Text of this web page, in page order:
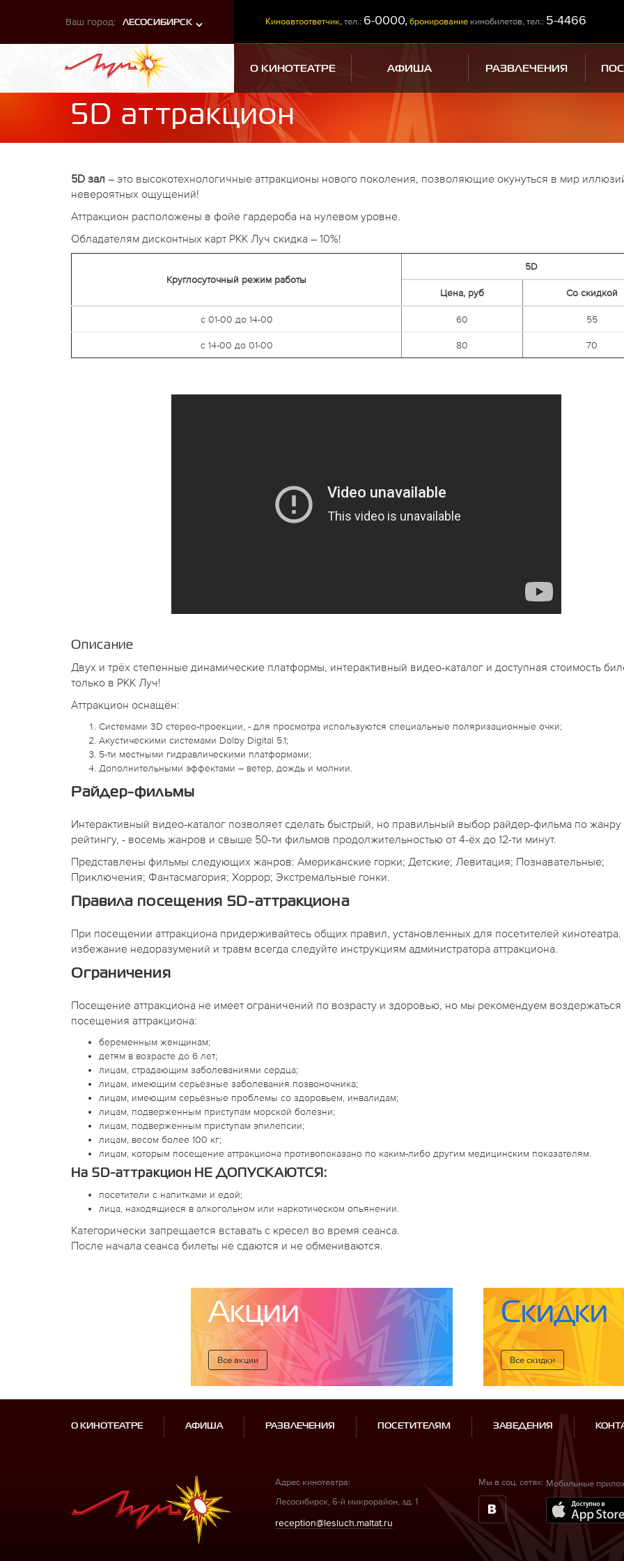
Ваш город: ЛЕСОСИБИРСК Киноавтоответчик, тел.: 6-0000, бронирование кинобилетов, тел.: 5-4466
О КИНОТЕАТРЕ АФИША РАЗВЛЕЧЕНИЯ
5D аттракцион
5D зал – это высокотехнологичные аттракционы нового поколения, позволяющие окунуться в мир
невероятных ощущений!
Аттракцион расположены в фойе гардероба на нулевом уровне.
Обладателям дисконтных карт РКК Луч скидка – 10%!
Круглосуточный режим работы
5D
Цена, руб Со скидкой
с 01-00 до 14-00 60 55
с 14-00 до 01-00 80 70
Описание
Двух и трёх степенные динамические платформы, интерактивный видео-каталог и доступная стоимость
только в РКК Луч!
Аттракцион оснащён:
Системами 3D стерео-проекции, - для просмотра используются специальные поляризационные очки;
Акустическими системами Dolby Digital 5.1;
5-ти местными гидравлическими платформами;
Дополнительными эффектами – ветер, дождь и молнии.
Райдер-фильмы
Интерактивный видео-каталог позволяет сделать быстрый, но правильный выбор райдер-фильма по жанру
рейтингу, - восемь жанров и свыше 50-ти фильмов продолжительностью от 4-ёх до 12-ти минут.
Представлены фильмы следующих жанров: Американские горки; Детские; Левитация; Познавательные;
Приключения; Фантасмагория; Хоррор; Экстремальные гонки.
Правила посещения 5D-аттракциона
При посещении аттракциона придерживайтесь общих правил, установленных для посетителей
избежание недоразумений и травм всегда следуйте инструкциям администратора аттракциона.
Ограничения
Посещение аттракциона не имеет ограничений по возрасту и здоровью, но мы рекомендуем воздержаться
посещения аттракциона:
беременным женщинам;
детям в возрасте до 6 лет;
лицам, страдающим заболеваниями сердца;
лицам, имеющим серьёзные заболевания позвоночника;
лицам, имеющим серьёзные проблемы со здоровьем, инвалидам;
лицам, подверженным приступам морской болезни;
лицам, подверженным приступам эпилепсии;
лицам, весом более 100 кг;
лицам, которым посещение аттракциона противопоказано по каким-либо другим медицинским показателям.
На 5D-аттракцион НЕ ДОПУСКАЮТСЯ:
посетители с напитками и едой;
лица, находящиеся в алкогольном или наркотическом опьянении.
Категорически запрещается вставать с кресел во время сеанса.
После начала сеанса билеты не сдаются и не обмениваются.
Акции
Все акции
Скидки
Все cкидки
О КИНОТЕАТРЕ АФИША РАЗВЛЕЧЕНИЯ ПОСЕТИТЕЛЯМ ЗАВЕДЕНИЯ
Адрес кинотеатра:
Лесосибирск, 6-й микрорайон, зд. 1
reception@lesluch.maltat.ru
Мы в соц. сетях: Мобильные